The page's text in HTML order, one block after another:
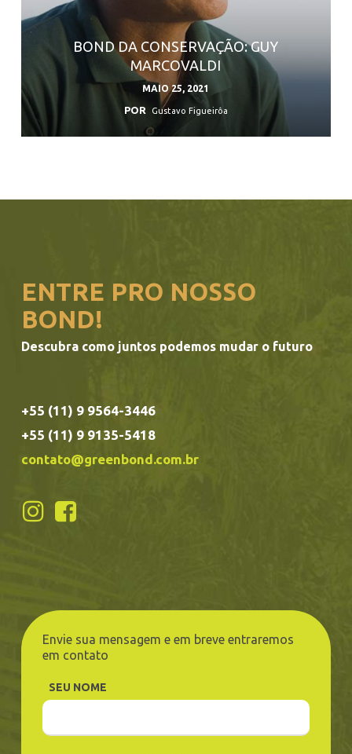
BOND DA CONSERVAÇÃO: GUY
MARCOVALDI
MAIO 25, 2021
POR Gustavo Figueirôa
ENTRE PRO NOSSO
BOND!
Descubra como juntos podemos mudar o futuro
+55 (11) 9 9564-3446
+55 (11) 9 9135-5418
contato@greenbond.com.br
Envie sua mensagem e em breve entraremos
em contato
SEU NOME